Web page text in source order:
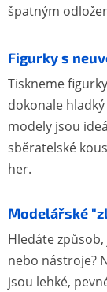
špatným
Figurky s
Tiskneme
dokonale
modely jsou
sběratelské
her.
Modelářské
Hledáte
nebo nástroje?
jsou lehké,